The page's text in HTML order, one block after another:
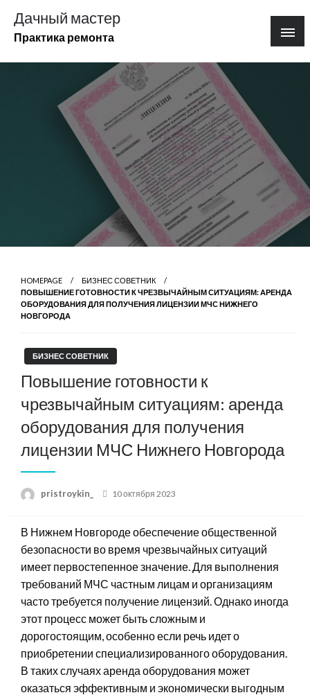
содержимому
Дачный мастер
Практика ремонта
HOMEPAGE
БИЗНЕС СОВЕТНИК
ПОВЫШЕНИЕ ГОТОВНОСТИ К ЧРЕЗВЫЧАЙНЫМ СИТУАЦИЯМ: АРЕНДА
ОБОРУДОВАНИЯ ДЛЯ ПОЛУЧЕНИЯ ЛИЦЕНЗИИ МЧС НИЖНЕГО
НОВГОРОДА
БИЗНЕС СОВЕТНИК
Повышение готовности к
чрезвычайным ситуациям: аренда
оборудования для получения
лицензии МЧС Нижнего Новгорода
pristroykin_
Posted
10 октября 2023
В Нижнем Новгороде обеспечение общественной
безопасности во время чрезвычайных ситуаций
имеет первостепенное значение. Для выполнения
требований МЧС частным лицам и организациям
часто требуется получение лицензий. Однако иногда
этот процесс может быть сложным и
дорогостоящим, особенно если речь идет о
приобретении специализированного оборудования.
В таких случаях аренда оборудования может
оказаться эффективным и экономически выгодным